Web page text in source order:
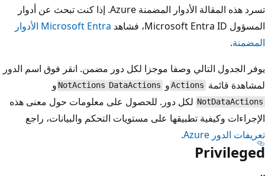
تسرد هذه المقالة الأدوار المضمنة Azure. إذا كنت تبحث عن أدوار
Microsoft Entra الأدوار
وصفا موجزا لكل دور مضمن. انقر فوق اسم الدور
و NotActions DataActions
و
دور. للحصول على معلومات حول معنى هذه
على مستويات التحكم والبيانات، راجع
.